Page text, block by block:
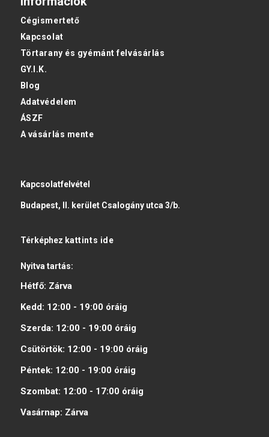
Cégismertető
Kapcsolat
Törtarany és gyémánt felvásárlás
GY.I.K.
Blog
Adatvédelem
ÁSZF
A vásárlás mente
Kapcsolatfelvétel
Budapest, II. kerület Csalogány utca 3/b.
Térképhez kattints ide
Nyitva tartás:
Hétfő: Zárva
Kedd: 12:00 - 19:00 óráig
Szerda: 12:00 - 19:00 óráig
Csütörtök: 12:00 - 19:00 óráig
Péntek: 12:00 - 19:00 óráig
Szombat: 12:00 - 17:00 óráig
Vasárnap: Zárva